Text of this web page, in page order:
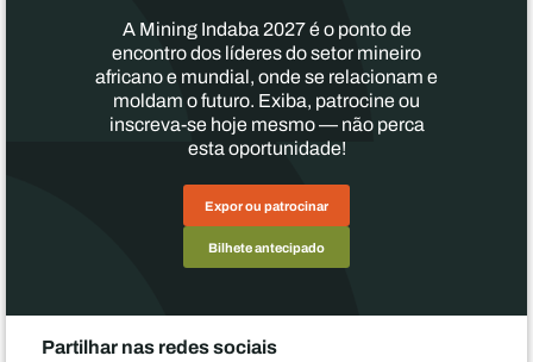
A Mining Indaba 2027 é o ponto de
encontro dos líderes do setor mineiro
africano e mundial, onde se relacionam e
moldam o futuro. Exiba, patrocine ou
inscreva-se hoje mesmo — não perca
esta oportunidade!
Expor ou patrocinar
Bilhete antecipado
Partilhar nas redes sociais